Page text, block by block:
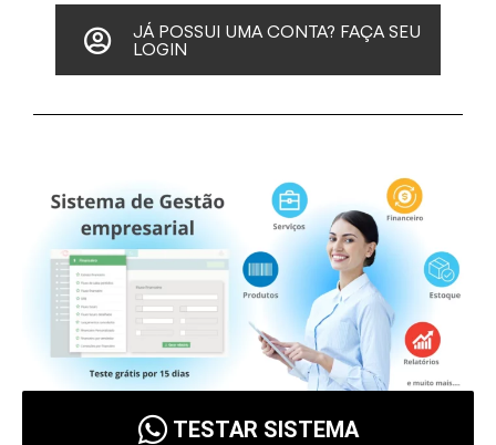
JÁ POSSUI UMA CONTA? FAÇA SEU
LOGIN
TESTAR SISTEMA